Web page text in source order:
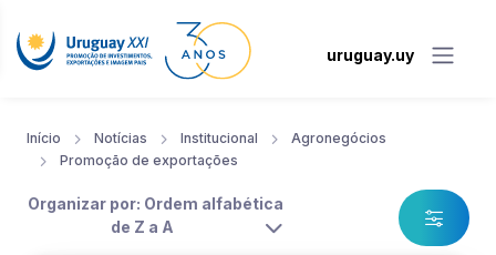
uruguay.uy
Início Notícias Institucional
Agronegócios
Promoção de exportações
Organizar por: Ordem alfabética
de Z a A